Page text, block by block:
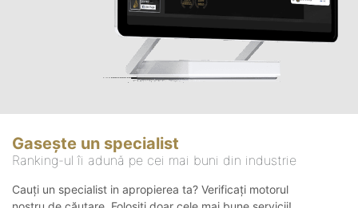
Gasește un specialist
Ranking-ul îi adună pe cei mai buni din industrie
Cauți un specialist in apropierea ta? Verificați motorul